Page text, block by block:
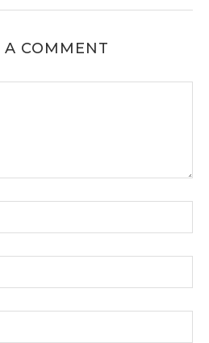
A COMMENT